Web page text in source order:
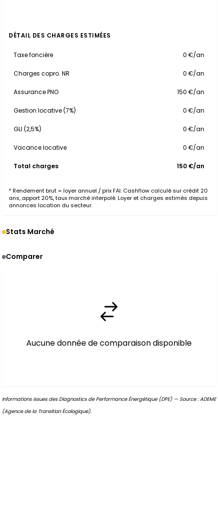
DÉTAIL DES CHARGES ESTIMÉES
Taxe foncière 0 €/an
Charges copro. NR 0 €/an
Assurance PNO 150 €/an
Gestion locative (7%) 0 €/an
GLI (2,5%) 0 €/an
Vacance locative 0 €/an
Total charges 150 €/an
* Rendement brut = loyer annuel / prix FAI. Cashflow calculé sur crédit 20
ans, apport 20%, taux marché interpolé. Loyer et charges estimés depuis
annonces location du secteur.
Stats Marché
Comparer
Aucune donnée de comparaison disponible
Informations issues des Diagnostics de Performance Énergétique (DPE) — Source : ADEME
(Agence de la Transition Écologique).